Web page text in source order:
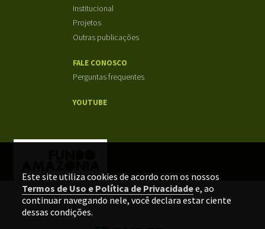
Este site utiliza cookies de acordo com os nossos
Termos de Uso e Política de Privacidadee, ao
continuar navegando nele, você declara estar ciente
dessas condições.
Institucional
Projetos
Outras publicações
FALE CONOSCO
Perguntas frequentes
YOUTUBE